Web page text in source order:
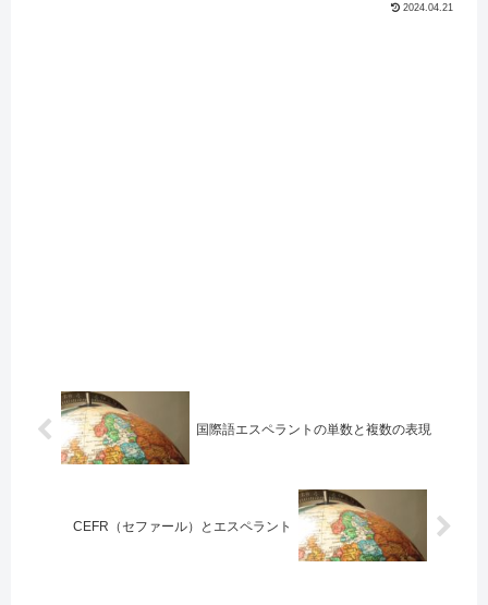
2024.04.21
国際語エスペラントの単数と複数の表現
CEFR（セファール）とエスペラント